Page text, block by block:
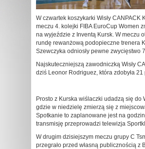
W czwartek koszykarki Wisły CANPACK
meczu 4. kolejki FIBA EuroCup Women
na wyjeździe z Inventą Kursk. W meczu
rundę rewanżową podopieczne trenera
Szewczyka odniosły pewne zwycięstwo
Najskuteczniejszą zawodniczką Wisły
dziś Leonor Rodriguez, która zdobyła 21
Prosto z Kurska wiślaczki udadzą się do
gdzie w niedzielę zmierzą się z
Spotkanie to zaplanowane jest na
transmisję przeprowadzi telewizja
W drugim dzisiejszym meczu grupy C
przegrało przed własną publicznością z